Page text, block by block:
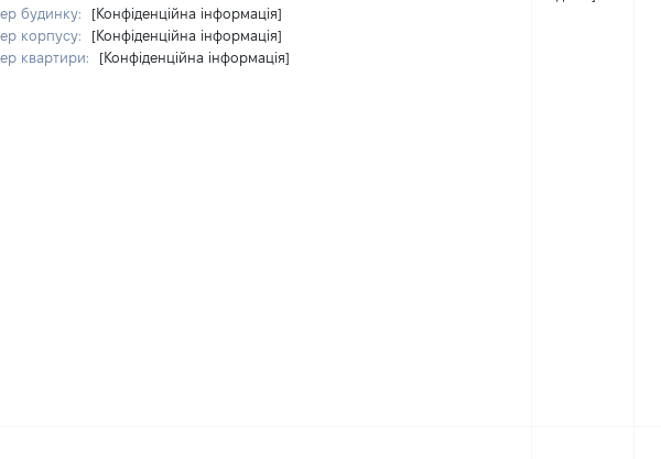
будинку:
[Конфіденційна інформація]
корпусу:
[Конфіденційна інформація]
квартири:
[Конфіденційна інформація]